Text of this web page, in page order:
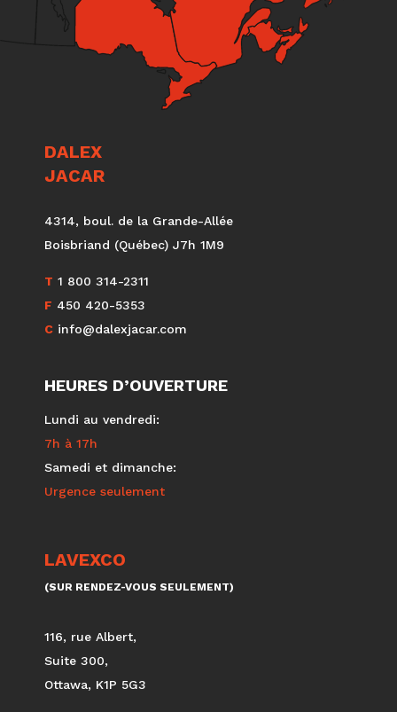
DALEX
JACAR
4314, boul. de la Grande-Allée
Boisbriand (Québec) J7h 1M9
T 1 800 314-2311
F 450 420-5353
C info@dalexjacar.com
HEURES D’OUVERTURE
Lundi au vendredi:
7h à 17h
Samedi et dimanche:
Urgence seulement
LAVEXCO
(SUR RENDEZ-VOUS SEULEMENT)
116, rue Albert,
Suite 300,
Ottawa, K1P 5G3